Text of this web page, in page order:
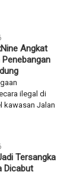
Angkat
ilegal di
kawasan Jalan
Tersangka
Dicabut